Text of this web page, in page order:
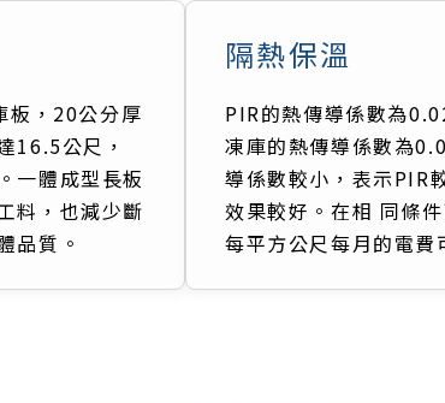
板，20公分厚
16.5公尺，
一體成型長板
料，也減少斷
品質。
隔熱保溫
PIR的熱傳導係數為
凍庫的熱傳導係數為
導係數較小，表示PIR
效果較好。在相 同條
每平方公尺每月的電費